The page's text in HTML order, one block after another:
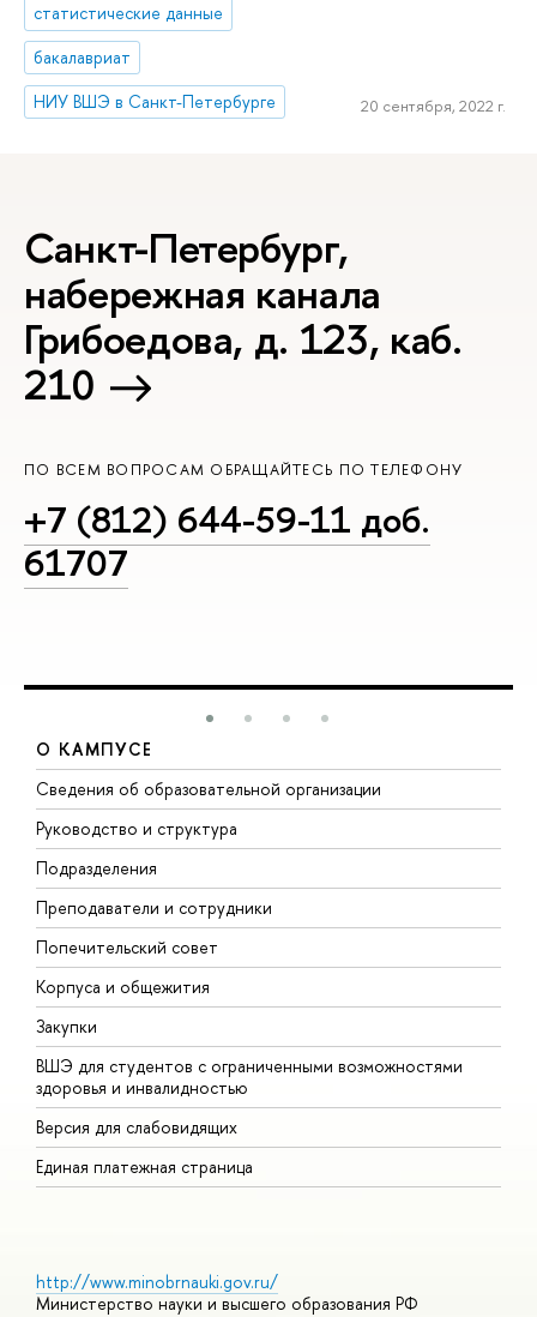
статистические данные
бакалавриат
НИУ ВШЭ в Санкт-Петербурге
20 сентября, 2022 г.
Санкт-Петербург,
набережная канала
Грибоедова, д. 123, каб.
210
ПО ВСЕМ ВОПРОСАМ ОБРАЩАЙТЕСЬ ПО ТЕЛЕФОНУ
+7 (812) 644-59-11 доб.
61707
О КАМПУСЕ
Сведения об образовательной организации
Руководство и структура
Подразделения
Преподаватели и сотрудники
Попечительский совет
Корпуса и общежития
Закупки
ВШЭ для студентов с ограниченными возможностями
здоровья и инвалидностью
Версия для слабовидящих
Единая платежная страница
http://www.minobrnauki.gov.ru/
Министерство науки и высшего образования РФ